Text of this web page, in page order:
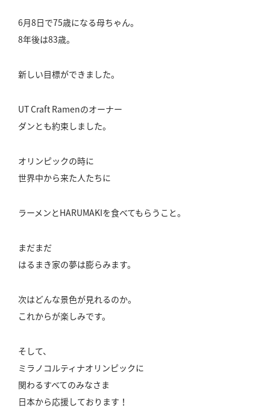
6月8日で75歳になる母ちゃん。
8年後は83歳。
新しい目標ができました。
UT Craft Ramenのオーナー
ダンとも約束しました。
オリンピックの時に
世界中から来た人たちに
ラーメンとHARUMAKIを食べてもらうこと。
まだまだ
はるまき家の夢は膨らみます。
次はどんな景色が見れるのか。
これからが楽しみです。
そして、
ミラノコルティナオリンピックに
関わるすべてのみなさま
日本から応援しております！